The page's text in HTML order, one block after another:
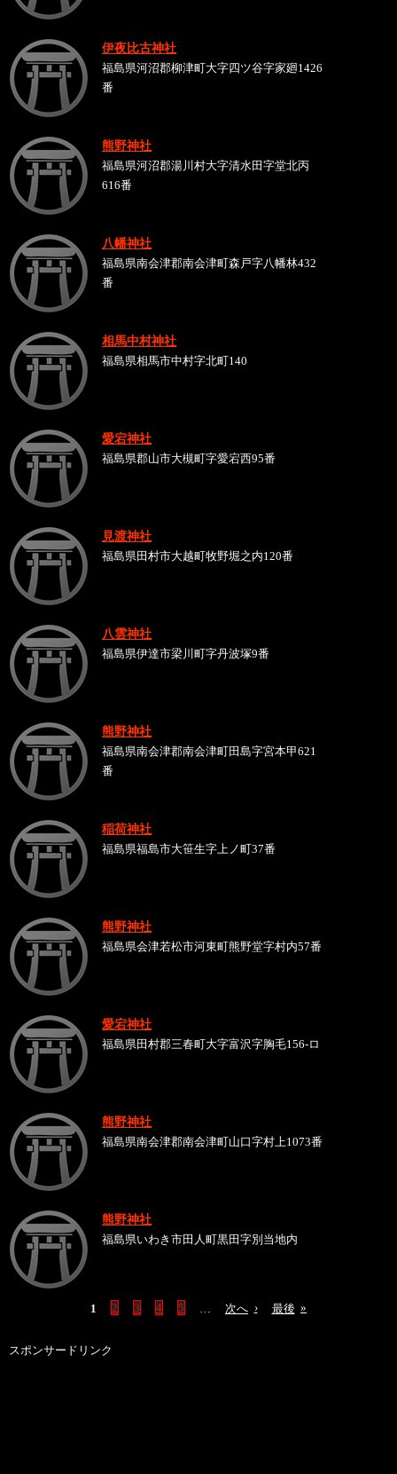
伊夜比古神社
福島県河沼郡柳津町大字四ツ谷字家廻1426
番
熊野神社
福島県河沼郡湯川村大字清水田字堂北丙
616番
八幡神社
福島県南会津郡南会津町森戸字八幡林432
番
相馬中村神社
福島県相馬市中村字北町140
愛宕神社
福島県郡山市大槻町字愛宕西95番
見渡神社
福島県田村市大越町牧野堀之内120番
八雲神社
福島県伊達市梁川町字丹波塚9番
熊野神社
福島県南会津郡南会津町田島字宮本甲621
番
稲荷神社
福島県福島市大笹生字上ノ町37番
熊野神社
福島県会津若松市河東町熊野堂字村内57番
愛宕神社
福島県田村郡三春町大字富沢字胸毛156-ロ
熊野神社
福島県南会津郡南会津町山口字村上1073番
熊野神社
福島県いわき市田人町黒田字別当地内
1 2 3 4 5 次へ › 最後 »
スポンサードリンク